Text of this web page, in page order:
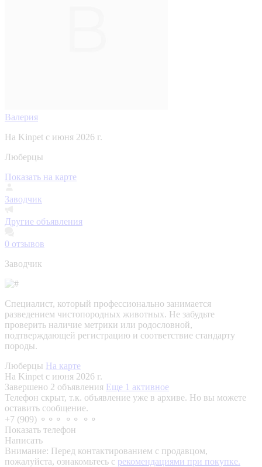
Валерия
На Kinpet c июня 2026 г.
Люберцы
Показать на карте
Заводчик
Другие объявления
0 отзывов
Заводчик
Специалист, который профессионально занимается
разведением чистопородных животных. Не забудьте
проверить наличие метрики или родословной,
подтверждающей регистрацию и соответствие стандарту
породы.
Люберцы На карте
На Kinpet c июня 2026 г.
Завершено 2 объявления Еще 1 активное
Телефон скрыт, т.к. объявление уже в архиве. Но вы можете
оставить сообщение.
+7 (909) ⚬⚬⚬ ⚬⚬ ⚬⚬
Показать телефон
Написать
Внимание: Перед контактированием с продавцом,
пожалуйста, ознакомьтесь с рекомендациями при покупке.